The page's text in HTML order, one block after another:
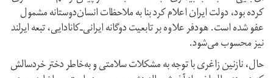
کرده بود، دولت ایران اعلام کرد بنا به ملاحظات انسان‌دوستانه مشمول
عفو شده است. هودفر علاوه بر تابعیت دوگانه ایرانی‌ـ‌کانادایی، تبعه ایرلند
نیز محسوب می‌شود.
حال، نازنین زاغری با توجه به مشکلات سلامتی و به‌خاطر دختر خردسالش